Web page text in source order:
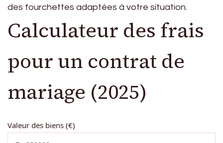
des fourchettes adaptées à votre situation.
Calculateur des frais
pour un contrat de
mariage (2025)
Valeur des biens (€)